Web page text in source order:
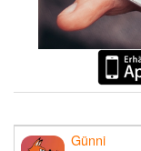
Günni